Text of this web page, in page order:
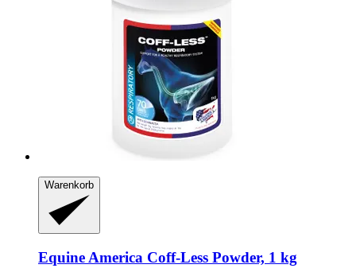
Warenkorb
Equine America Coff-​Less Powder, 1 kg